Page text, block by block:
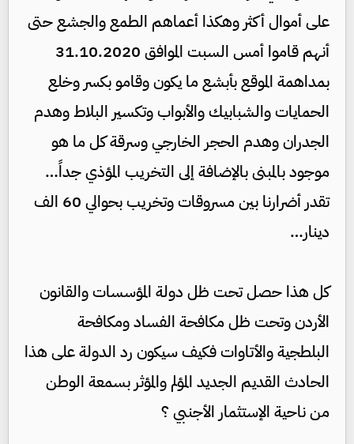
على أموال أكثر وهكذا أعماهم الطمع والجشع حتى
أنهم قاموا أمس السبت الموافق 31.10.2020
بمداهمة الموقع بأبشع ما يكون وقامو بكسر وخلع
الحمايات والشبابيك والأبواب وتكسير البلاط وهدم
الجدران وهدم الحجر الخارجي وسرقة كل ما هو
موجود بالمبنى بالإضافة إلى التخريب المؤذي جداً…
تقدر أضرارنا بين مسروقات وتخريب بحوالي 60 الف
دينار…
كل هذا حصل تحت ظل دولة المؤسسات والقانون
الأردن وتحت ظل مكافحة الفساد ومكافحة
البلطجية والأتاوات فكيف سيكون رد الدولة على هذا
الحادث القديم الجديد المؤلم والمؤثر بسمعة الوطن
من ناحية الإستثمار الأجنبي ؟